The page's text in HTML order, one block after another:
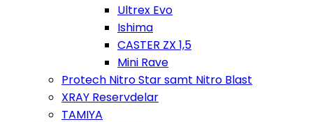
Ultrex Evo
Ishima
CASTER ZX 1,5
Mini Rave
Protech Nitro Star samt Nitro Blast
XRAY Reservdelar
TAMIYA